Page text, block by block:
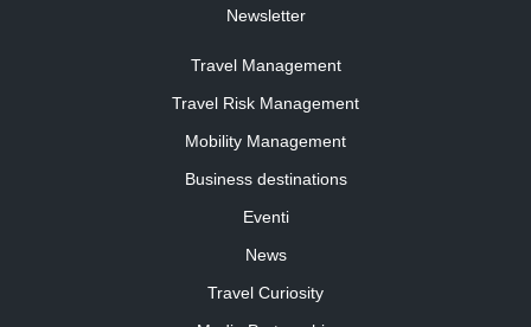
Newsletter
Travel Management
Travel Risk Management
Mobility Management
Business destinations
Eventi
News
Travel Curiosity